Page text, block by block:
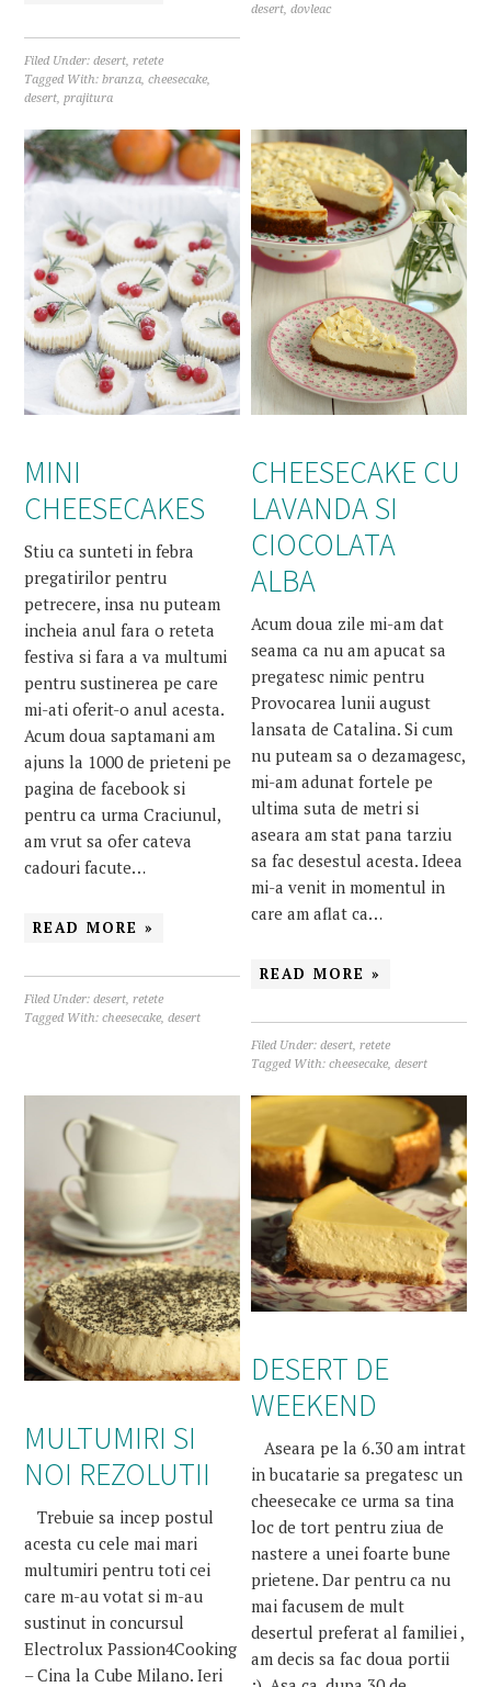
Filed Under:desert,retete
Tagged With:branza,cheesecake,
desert,prajitura
desert,dovleac
MINI
CHEESECAKES
Stiu ca sunteti in febra
pregatirilor pentru
petrecere, insa nu puteam
incheia anul fara o reteta
festiva si fara a va multumi
pentru sustinerea pe care
mi-ati oferit-o anul acesta.
Acum doua saptamani am
ajuns la 1000 de prieteni pe
pagina de facebook si
pentru ca urma Craciunul,
am vrut sa ofer cateva
cadouri facute…
READ MORE »
Filed Under:desert,retete
Tagged With:cheesecake,desert
CHEESECAKE CU
LAVANDA SI
CIOCOLATA
ALBA
Acum doua zile mi-am dat
seama ca nu am apucat sa
pregatesc nimic pentru
Provocarea lunii august
lansata de Catalina. Si cum
nu puteam sa o dezamagesc,
mi-am adunat fortele pe
ultima suta de metri si
aseara am stat pana tarziu
sa fac desestul acesta. Ideea
mi-a venit in momentul in
care am aflat ca…
READ MORE »
Filed Under:desert,retete
Tagged With:cheesecake,desert
MULTUMIRI SI
NOI REZOLUTII
Trebuie sa incep postul
acesta cu cele mai mari
multumiri pentru toti cei
care m-au votat si m-au
sustinut in concursul
Electrolux Passion4Cooking
– Cina la Cube Milano. Ieri
DESERT DE
WEEKEND
Aseara pe la 6.30 am intrat
in bucatarie sa pregatesc un
cheesecake ce urma sa tina
loc de tort pentru ziua de
nastere a unei foarte bune
prietene. Dar pentru ca nu
mai facusem de mult
desertul preferat al familiei ,
am decis sa fac doua portii